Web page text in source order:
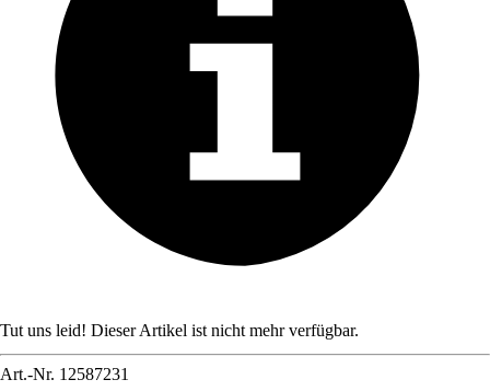
Tut uns leid! Dieser Artikel ist nicht mehr verfügbar.
Art.-Nr. 12587231